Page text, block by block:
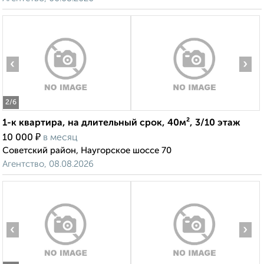
2/6
‹ ›
1-к квартира, на длительный срок, 40м², 3/10 этаж
10 000 ₽ в месяц
Советский район, Наугорское шоссе 70
Агентство, 08.08.2026
‹ ›